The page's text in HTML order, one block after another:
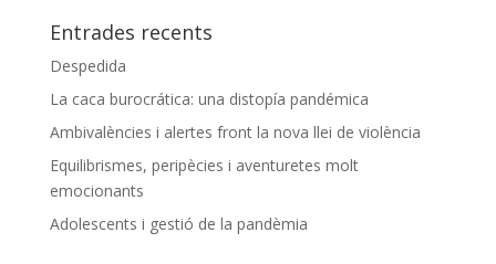
Entrades recents
Despedida
La caca burocrática: una distopía pandémica
Ambivalències i alertes front la nova llei de violència
Equilibrismes, peripècies i aventuretes molt
emocionants
Adolescents i gestió de la pandèmia